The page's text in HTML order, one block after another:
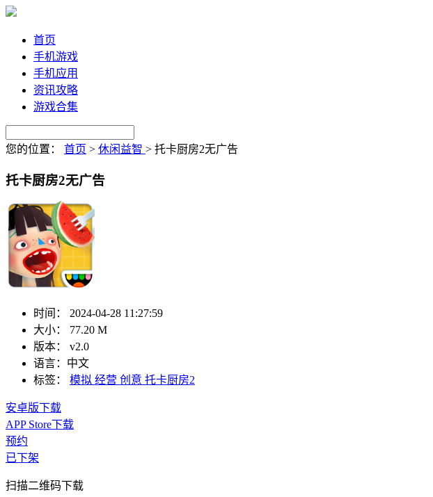
首页
手机游戏
手机应用
资讯攻略
游戏合集
您的位置： 首页 > 休闲益智 > 托卡厨房2无广告
托卡厨房2无广告
时间：
2024-04-28 11:27:59
大小：
77.20 M
版本：
v2.0
语言： 中文
标签：
模拟 经营 创意 托卡厨房2
安卓版下载
APP Store下载
预约
已下架
扫描二维码下载